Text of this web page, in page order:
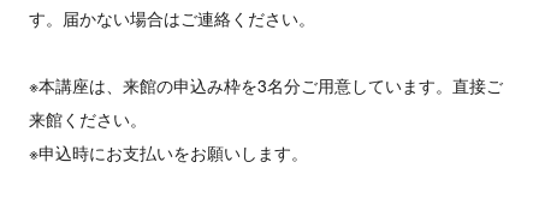
す。届かない場合はご連絡ください。
※本講座は、来館の申込み枠を3名分ご用意しています。直接ご
来館ください。
※申込時にお支払いをお願いします。